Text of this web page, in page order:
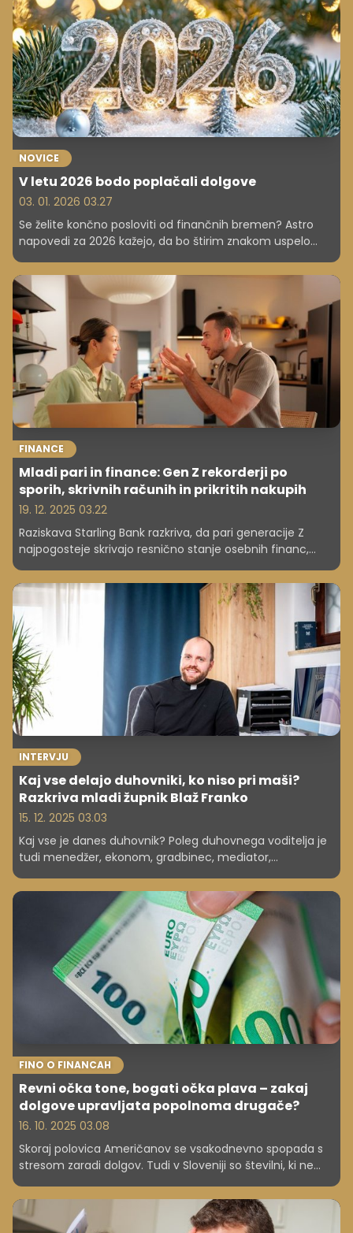
NOVICE
V letu 2026 bodo poplačali dolgove
03. 01. 2026 03.27
Se želite končno posloviti od finančnih bremen? Astro
napovedi za 2026 kažejo, da bo štirim znakom uspelo
spremenjenim pogledom na denar. Odkrijte, ali ste med
srečneži!
FINANCE
Mladi pari in finance: Gen Z rekorderji po
sporih, skrivnih računih in prikritih nakupih
19. 12. 2025 03.22
Raziskava Starling Bank razkriva, da pari generacije Z
najpogosteje skrivajo resnično stanje osebnih financ,
imajo največ sporov zaradi denarja in kljub temu
izkazujejo visoko finančno pismenost.
INTERVJU
Kaj vse delajo duhovniki, ko niso pri maši?
Razkriva mladi župnik Blaž Franko
15. 12. 2025 03.03
Kaj vse je danes duhovnik? Poleg duhovnega voditelja je
tudi menedžer, ekonom, gradbinec, mediator,
digitalizator in pravnik. "A najprej sem Blaž, potem župnik
in šele nato vse ostalo," pravi 33-letni Blaž Franko, ki v
Mirni Peči vodi eno od zelo dejavnih župnij v državi. V
intervjuju razkriva, kako je videti poklic, ki združuje vodenje
velike skupnosti, kompleksno upravljanje premoženja,
vsakodnevno pastoralno delo in življenje brez rednih
prihodkov.
FINO O FINANCAH
Revni očka tone, bogati očka plava – zakaj
dolgove upravljata popolnoma drugače?
16. 10. 2025 03.08
Skoraj polovica Američanov se vsakodnevno spopada s
stresom zaradi dolgov. Tudi v Sloveniji so številni, ki ne
vedo, kako naj se rešijo iz vrtinca, ki jih vleče vedno nižje.
Zato je dobro poznati strategije za upravljanje dolgov.